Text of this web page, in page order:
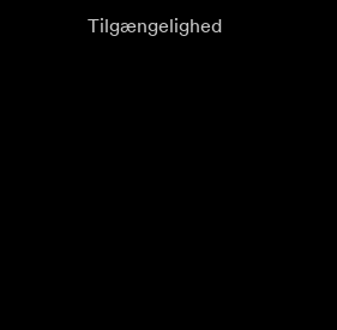
Tilgængelighed